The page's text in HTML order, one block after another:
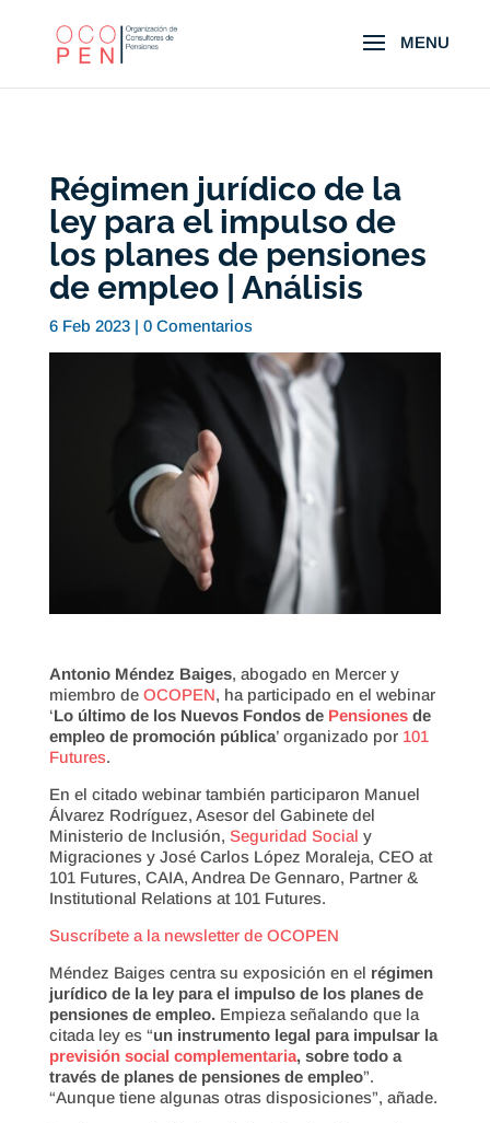
Régimen jurídico de la
ley para el impulso de
los planes de pensiones
de empleo | Análisis
6 Feb 2023| 0 Comentarios
Antonio Méndez Baiges, abogado en Mercer y
miembro de OCOPEN, ha participado en el webinar
‘Lo último de los Nuevos Fondos de Pensionesde
empleo de promoción pública’ organizado por 101
Futures.
En el citado webinar también participaron Manuel
Álvarez Rodríguez, Asesor del Gabinete del
Ministerio de Inclusión, Seguridad Social y
Migraciones y José Carlos López Moraleja, CEO at
101 Futures, CAIA, Andrea De Gennaro, Partner &
Institutional Relations at 101 Futures.
Suscríbete a la newsletter de OCOPEN
Méndez Baiges centra su exposición en el régimen
jurídico de la ley para el impulso de los planes de
pensiones de empleo.Empieza señalando que la
citada ley es “un instrumento legal para impulsar la
previsión social complementaria, sobre todo a
través de planes de pensiones de empleo”.
“Aunque tiene algunas otras disposiciones”, añade.